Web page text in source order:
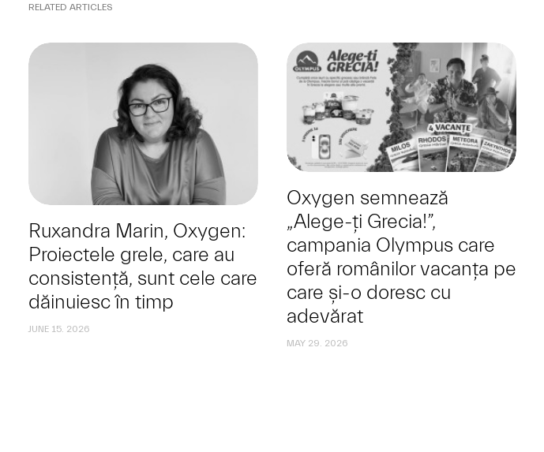
RELATED ARTICLES
Ruxandra Marin, Oxygen:
Proiectele grele, care au
consistență, sunt cele care
dăinuiesc în timp
JUNE 15. 2026
Oxygen semnează
„Alege-ți Grecia!”,
campania Olympus care
oferă românilor vacanța pe
care și-o doresc cu
adevărat
MAY 29. 2026